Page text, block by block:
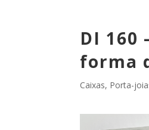
DI 160
forma
Caixas, Porta-